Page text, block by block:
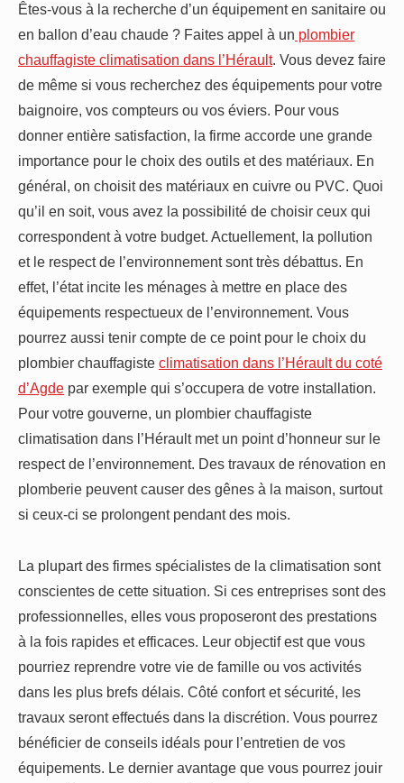
Êtes-vous à la recherche d’un équipement en sanitaire ou
en ballon d’eau chaude ? Faites appel à un plombier
chauffagiste climatisation dans l’Hérault. Vous devez faire
de même si vous recherchez des équipements pour votre
baignoire, vos compteurs ou vos éviers. Pour vous
donner entière satisfaction, la firme accorde une grande
importance pour le choix des outils et des matériaux. En
général, on choisit des matériaux en cuivre ou PVC. Quoi
qu’il en soit, vous avez la possibilité de choisir ceux qui
correspondent à votre budget. Actuellement, la pollution
et le respect de l’environnement sont très débattus. En
effet, l’état incite les ménages à mettre en place des
équipements respectueux de l’environnement. Vous
pourrez aussi tenir compte de ce point pour le choix du
plombier chauffagiste climatisation dans l’Hérault du coté
d’Agde par exemple qui s’occupera de votre installation.
Pour votre gouverne, un plombier chauffagiste
climatisation dans l’Hérault met un point d’honneur sur le
respect de l’environnement. Des travaux de rénovation en
plomberie peuvent causer des gênes à la maison, surtout
si ceux-ci se prolongent pendant des mois.
La plupart des firmes spécialistes de la climatisation sont
conscientes de cette situation. Si ces entreprises sont des
professionnelles, elles vous proposeront des prestations
à la fois rapides et efficaces. Leur objectif est que vous
pourriez reprendre votre vie de famille ou vos activités
dans les plus brefs délais. Côté confort et sécurité, les
travaux seront effectués dans la discrétion. Vous pourrez
bénéficier de conseils idéals pour l’entretien de vos
équipements. Le dernier avantage que vous pourrez jouir